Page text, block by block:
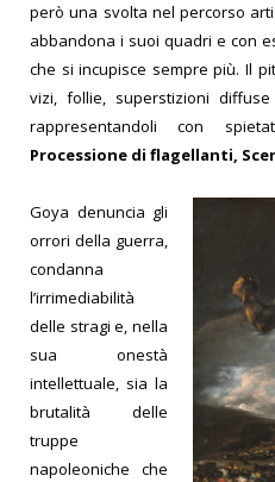
però una svolta nel percorso
abbandona i suoi quadri e con
che si incupisce sempre più. Il
vizi, follie, superstizioni
rappresentandoli con
Processione di flagellanti,
Goya denuncia gli
orrori della guerra,
condanna
l’irrimediabilità
delle stragi e, nella
sua onestà
intellettuale, sia la
brutalità delle
truppe
napoleoniche che